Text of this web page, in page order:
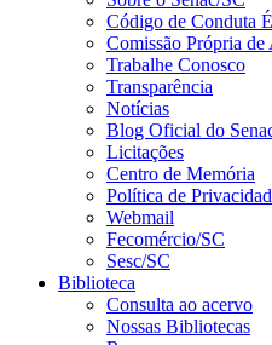
Código de Conduta
Comissão Própria de
Trabalhe Conosco
Transparência
Notícias
Blog Oficial do
Licitações
Centro de Memória
Política de
Webmail
Fecomércio/SC
Sesc/SC
Biblioteca
Consulta ao acervo
Nossas Bibliotecas